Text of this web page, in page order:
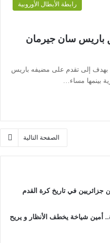
رابطة الأبطال الأوروبية
سان جيرمان
إلى تقدم على مضيفه باريس
الصفحة التالية
أمين شياخة يخطف الأنظار و يريح